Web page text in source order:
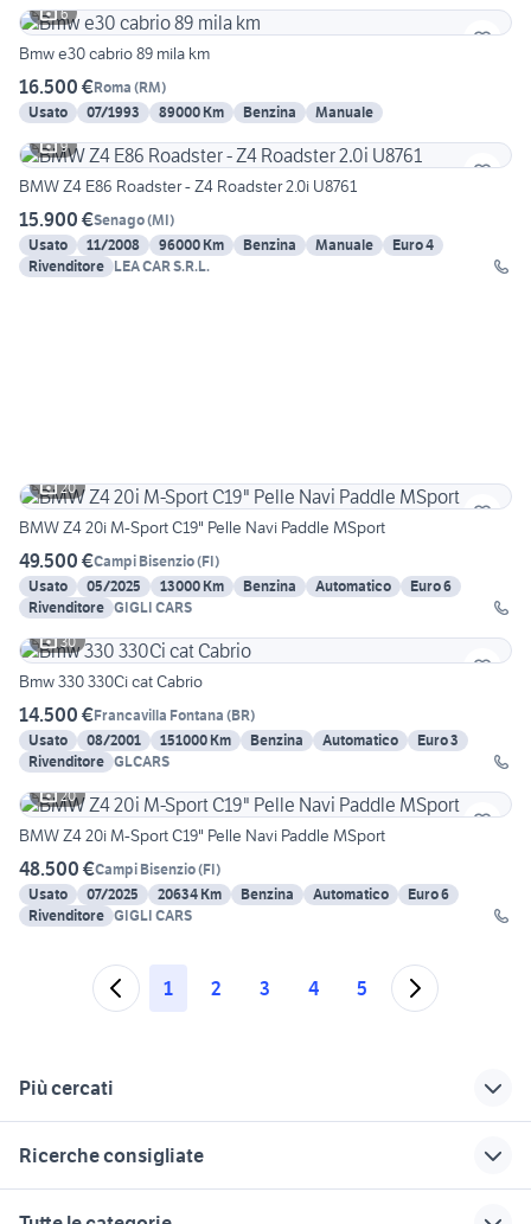
6
Bmw e30 cabrio 89 mila km
16.500 €Roma (RM)
Usato
07/1993 89000 Km Benzina
Manuale
9
BMW Z4 E86 Roadster - Z4 Roadster 2.0i U8761
15.900 €Senago(MI)
Usato
11/2008 96000 Km Benzina Manuale
Euro 4
Rivenditore LEA CAR S.R.L.
20
BMW Z4 20i M-Sport C19" Pelle Navi Paddle MSport
49.500 €Campi Bisenzio(FI)
Usato
05/2025 13000 Km Benzina Automatico
Euro 6
Rivenditore GIGLI CARS
30
Bmw 330 330Ci cat Cabrio
14.500 €Francavilla Fontana (BR)
Usato
08/2001 151000 Km Benzina Automatico
Euro 3
Rivenditore GLCARS
20
BMW Z4 20i M-Sport C19" Pelle Navi Paddle MSport
48.500 €Campi Bisenzio(FI)
Usato
07/2025 20634 Km Benzina Automatico
Euro 6
Rivenditore GIGLI CARS
1 2 3 4 5
Più cercati
Ricerche consigliate